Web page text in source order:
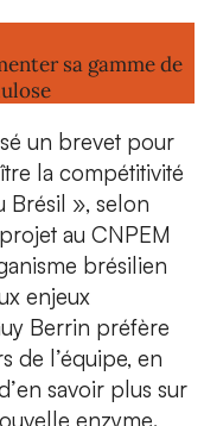
sa gamme de
un brevet pour
la compétitivité
Brésil », selon
au CNPEM
brésilien
enjeux
Berrin préfère
de l’équipe, en
en savoir plus sur
enzyme.